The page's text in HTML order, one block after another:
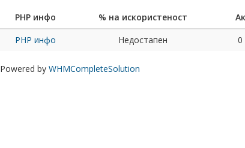
PHP инфо % на искористеност
PHP инфо Недостапен 0
Powered by WHMCompleteSolution